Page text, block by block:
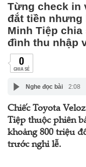
Từng check in
đắt tiền nhưng
Minh Tiệp chia
đình thu nhập
0
CHIA SẺ
Nghe đọc bài 2:08
Chiếc Toyota
Tiệp thuộc phiên
khoảng 800 triệu
trước nghỉ lễ.